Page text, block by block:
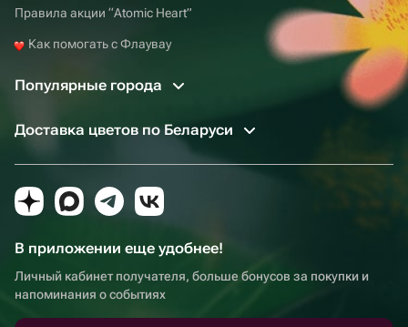
Правила акции “Atomic Heart”
Как помогать с Флаувау
Популярные города
Доставка цветов по Беларуси
В приложении еще удобнее!
Личный кабинет получателя, больше бонусов за покупки и
напоминания о событиях